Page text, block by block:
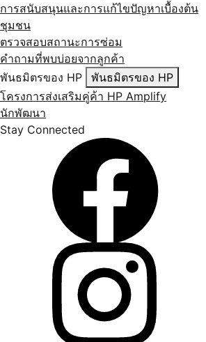
การสนับสนุนและการแก้ไขปัญหาเบื้องต้น
ชุมชน
ตรวจสอบสถานะการซ่อม
คำถามที่พบบ่อยจากลูกค้า
พันธมิตรของ HP
พันธมิตรของ HP
โครงการส่งเสริมคู่ค้า HP Amplify
นักพัฒนา
Stay Connected